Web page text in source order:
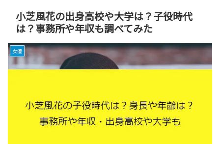
小芝風花の出身高校や大学は？子役時代
は？事務所や年収も調べてみた
女優